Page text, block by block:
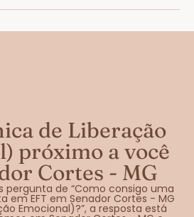
de Liberação
próximo a você
Cortes - MG
pergunta de “Como consigo uma
em EFT em Senador Cortes - MG
Emocional)?”, a resposta está